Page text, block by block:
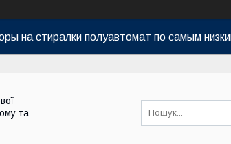
на стиралки полуавтомат по самым
та